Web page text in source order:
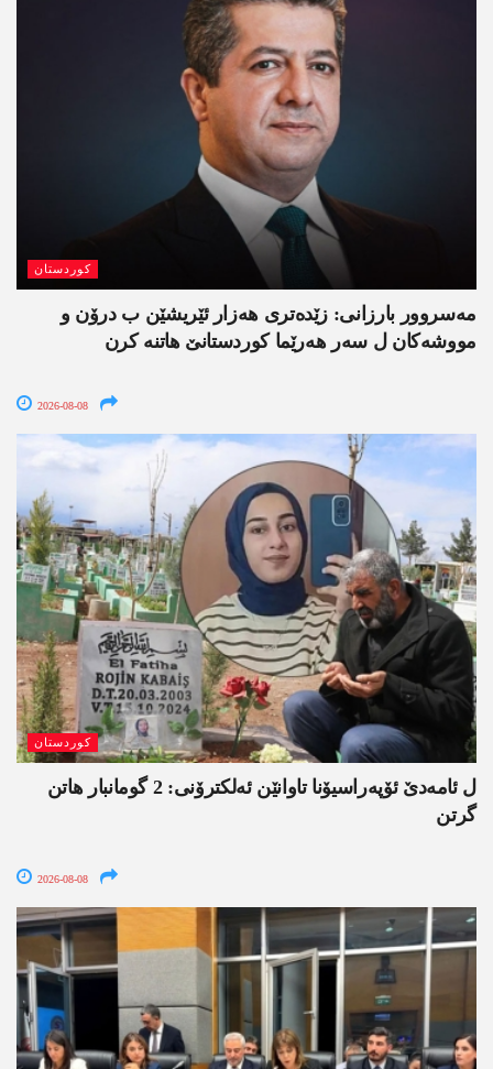
کوردستان
مەسروور بارزانی: زێدەتری ھەزار ئێریشێن ب درۆن و
مووشەکان ل سەر ھەرێما کوردستانێ ھاتنە کرن
2026-08-08
کوردستان
ل ئامەدێ ئۆپەراسیۆنا تاوانێن ئەلکترۆنی: 2 گومانبار ھاتن
گرتن
2026-08-08